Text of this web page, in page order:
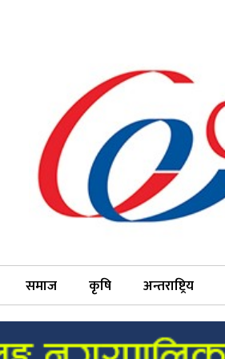
समाज कृषि अन्तराष्ट्रिय